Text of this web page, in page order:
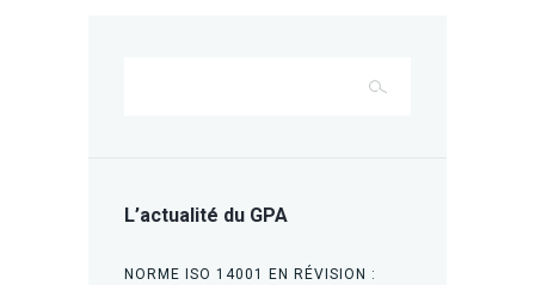
L’actualité du GPA
NORME ISO 14001 EN RÉVISION :